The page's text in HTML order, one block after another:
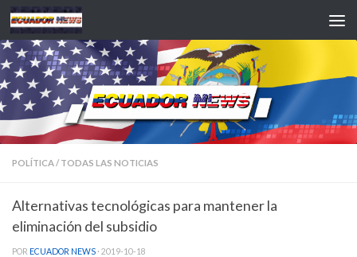
Saltar al contenido
POLÍTICA/ TODAS LAS NOTICIAS
Alternativas tecnológicas para mantener la
eliminación del subsidio
POR ECUADOR NEWS · 2019-10-18